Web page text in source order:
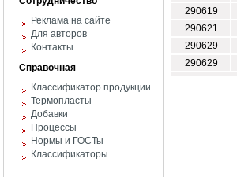
Реклама на сайте
Для авторов
Контакты
Справочная
Классификатор продукции
Термопласты
Добавки
Процессы
Нормы и ГОСТы
Классификаторы
290619
290621
290629
290629